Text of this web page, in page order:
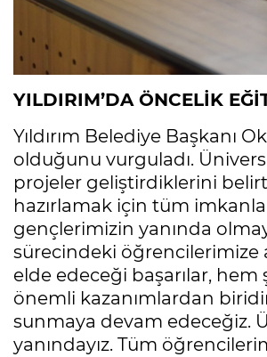
YILDIRIM’DA ÖNCELİK
Yıldırım Belediye Başkanı
olduğunu vurguladı.
projeler geliştirdiklerini
hazırlamak için tüm
gençlerimizin yanında
sürecindeki öğrencilerimize
elde edeceği başarılar,
önemli kazanımlardan
sunmaya devam edeceğiz.
yanındayız. Tüm